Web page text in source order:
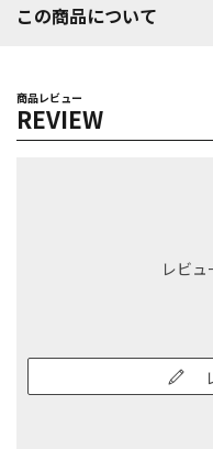
この商品について
商品レビュー
REVIEW
レビュ